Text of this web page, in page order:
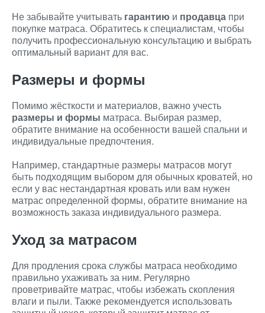
Не забывайте учитывать гарантию и продавца при
покупке матраса. Обратитесь к специалистам, чтобы
получить профессиональную консультацию и выбрать
оптимальный вариант для вас.
Размеры и формы
Помимо жёсткости и материалов, важно учесть
размеры и формы матраса. Выбирая размер,
обратите внимание на особенности вашей спальни и
индивидуальные предпочтения.
Например, стандартные размеры матрасов могут
быть подходящим выбором для обычных кроватей, но
если у вас нестандартная кровать или вам нужен
матрас определенной формы, обратите внимание на
возможность заказа индивидуального размера.
Уход за матрасом
Для продления срока службы матраса необходимо
правильно ухаживать за ним. Регулярно
проветривайте матрас, чтобы избежать скопления
влаги и пыли. Также рекомендуется использовать